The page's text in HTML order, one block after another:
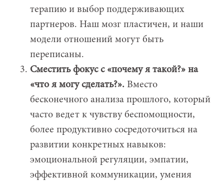
терапию и выбор поддерживающих
партнеров. Наш мозг пластичен, и наши
модели отношений могут быть
переписаны.
Сместить фокус с «почему я такой?» на
«что я могу сделать?». Вместо
бесконечного анализа прошлого, который
часто ведет к чувству беспомощности,
более продуктивно сосредоточиться на
развитии конкретных навыков:
эмоциональной регуляции, эмпатии,
эффективной коммуникации, умения